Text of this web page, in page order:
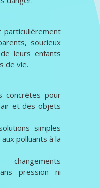
particulièrement
soucieux
leurs enfants
de vie.
concrètes pour
et des objets
simples
polluants à la
pression ni